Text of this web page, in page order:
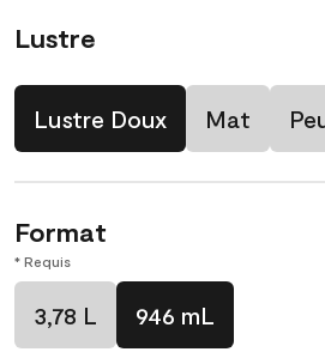
Lustre
Lustre Doux Mat
Format
* Requis
3,78 L 946 mL